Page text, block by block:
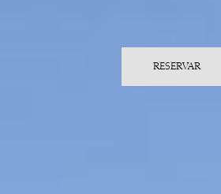
RESERVAR